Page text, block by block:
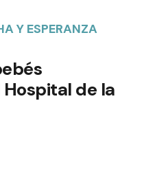
Y ESPERANZA
de la